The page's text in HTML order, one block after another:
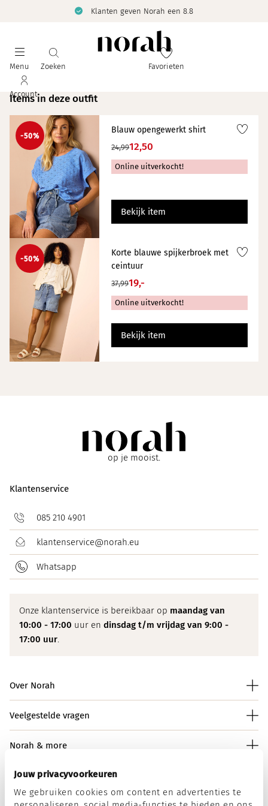
Jouw privacyvoorkeuren
We gebruiken cookies om content en advertenties te
Klanten geven Norah een 8.8
Menu Zoeken Favorieten
Account
Items in deze outfit
-50%
Blauw opengewerkt shirt
24,9912,50
Online uitverkocht!
Bekijk item
-50%
Korte blauwe spijkerbroek met
ceintuur
37,9919,-
Online uitverkocht!
Bekijk item
op je mooist.
Klantenservice
085 210 4901
klantenservice@norah.eu
Whatsapp
Onze klantenservice is bereikbaar op maandag van
10:00 - 17:00 uur en dinsdag t/m vrijdag van 9:00 -
17:00 uur.
Over Norah
Veelgestelde vragen
Norah & more
Norah op social media